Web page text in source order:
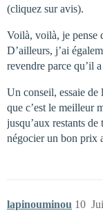
(cliquez sur avis).
Voilà, voilà, je pense
D’ailleurs, j’ai
revendre parce qu’il
Un conseil, essaie de
que c’est le meilleur
jusqu’aux restants
négocier un bon prix
lapinouminou 10